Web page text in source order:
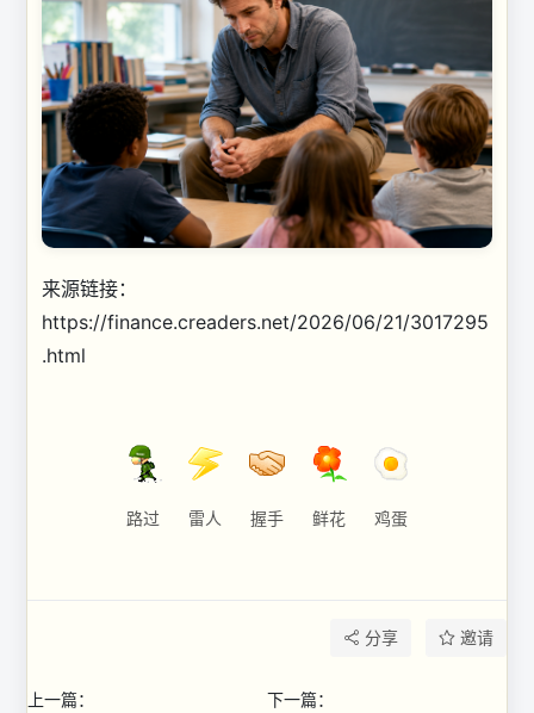
来源链接：
https://finance.creaders.net/2026/06/21/3017295
.html
路过 雷人 握手 鲜花 鸡蛋
分享 邀请
上一篇：
下一篇：